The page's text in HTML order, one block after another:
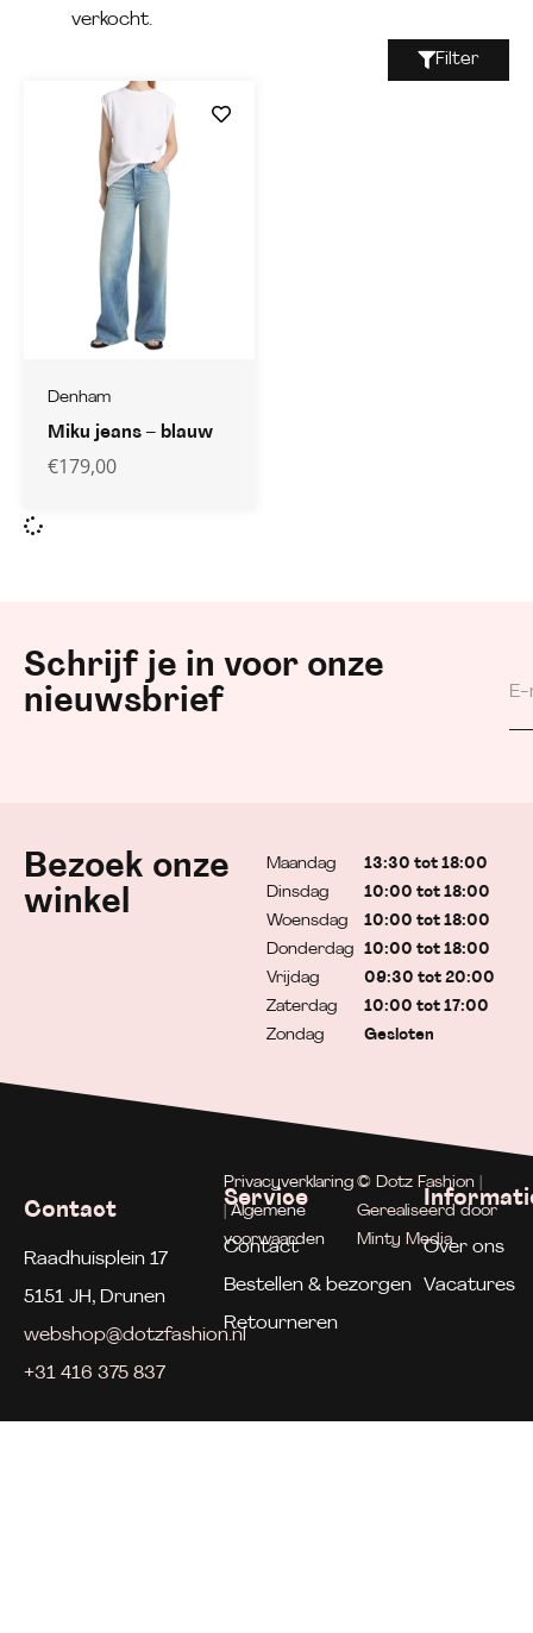
verkocht.
Filter
Denham
Miku jeans – blauw
€179,00
Schrijf je in voor onze
nieuwsbrief
Bezoek onze
winkel
Maandag
Dinsdag
Woensdag
Donderdag
Vrijdag
Zaterdag
Zondag
13:30 tot 18:00
10:00 tot 18:00
10:00 tot 18:00
10:00 tot 18:00
09:30 tot 20:00
10:00 tot 17:00
Gesloten
Contact
Raadhuisplein 17
5151 JH, Drunen
webshop@dotzfashion.nl
+31 416 375 837
Service
Contact
Bestellen & bezorgen
Retourneren
Over ons
Vacatures
Privacyverklaring
| Algemene
voorwaarden
© Dotz Fashion |
Gerealiseerd door
Minty Media